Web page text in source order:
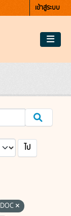
เข้าสู่ระบบ
ไป
DOC